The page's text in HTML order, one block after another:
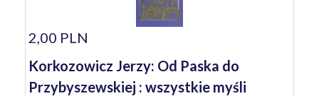
2,00 PLN
Korkozowicz Jerzy: Od Paska do
Przybyszewskiej : wszystkie myśli